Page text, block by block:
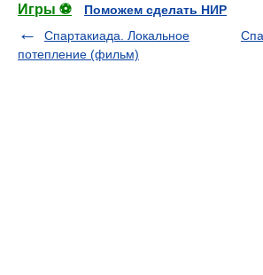
Игры ⚽
Поможем сделать НИР
Спартакиада. Локальное
потепление (фильм)